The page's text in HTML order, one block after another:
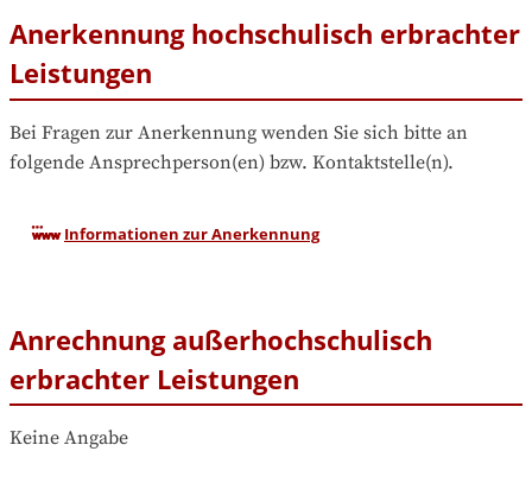
Anerkennung hochschulisch erbrachter
Leistungen
Bei Fragen zur Anerkennung wenden Sie sich bitte an
folgende Ansprechperson(en) bzw. Kontaktstelle(n).
Informationen zur Anerkennung
Anrechnung außerhochschulisch
erbrachter Leistungen
Keine Angabe